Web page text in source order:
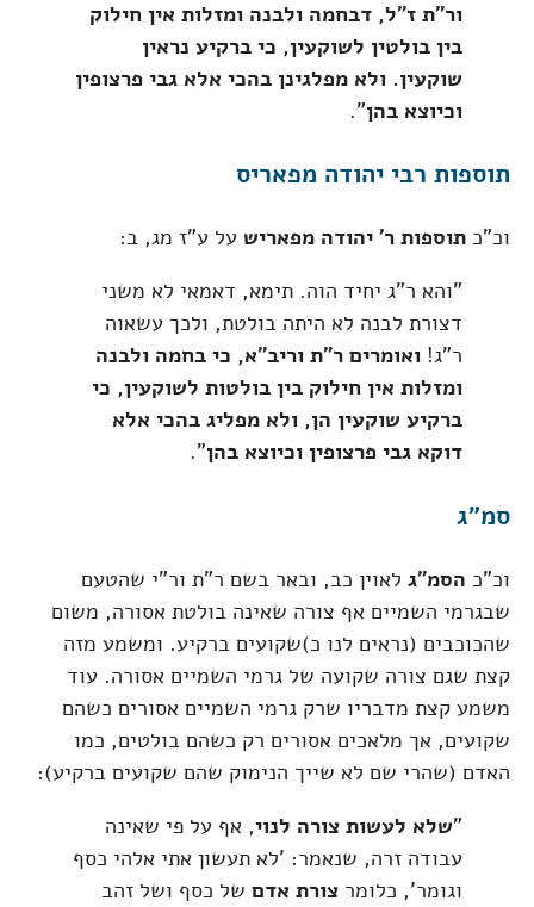
ור"ת ז"ל, דבחמה ולבנה ומזלות אין חילוק
בין בולטין לשוקעין, כי ברקיע נראין
שוקעין. ולא מפלגינן בהכי אלא גבי פרצופין
וכיוצא בהן".
תוספות רבי יהודה מפאריס
וכ"כ תוספות ר' יהודה מפאריש על ע"ז מג, ב:
"והא ר"ג יחיד הוה. תימא, דאמאי לא משני
דצורת לבנה לא היתה בולטת, ולכך עשאוה
ר"ג! ואומרים ר"ת וריב"א, כי בחמה ולבנה
ומזלות אין חילוק בין בולטות לשוקעין, כי
ברקיע שוקעין הן, ולא מפליג בהכי אלא
דוקא גבי פרצופין וכיוצא בהן".
סמ"ג
וכ"כ הסמ"ג לאוין כב, ובאר בשם ר"ת ור"י שהטעם
שבגרמי השמיים אף צורה שאינה בולטת אסורה, משום
שהכוכבים (נראים לנו כ)שקועים ברקיע. ומשמע מזה
קצת שגם צורה שקועה של גרמי השמיים אסורה. עוד
משמע קצת מדבריו שרק גרמי השמיים אסורים כשהם
שקועים, אך מלאכים אסורים רק כשהם בולטים, כמו
האדם (שהרי שם לא שייך הנימוק שהם שקועים ברקיע):
"שלא לעשות צורה לנוי, אף על פי שאינה
עבודה זרה, שנאמר: 'לא תעשון אתי אלהי כסף
וגומר', כלומר צורת אדם של כסף ושל זהב